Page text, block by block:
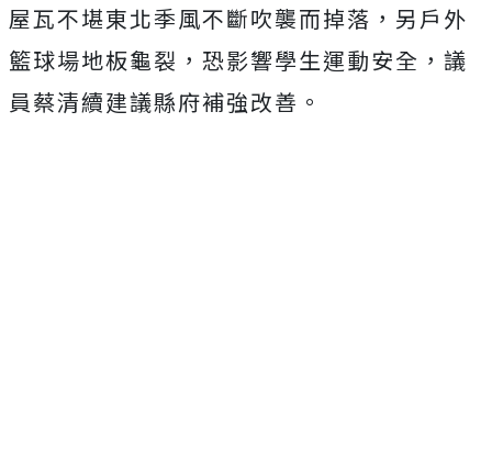
屋瓦不堪東北季風不斷吹襲而掉落，另戶外
籃球場地板龜裂，恐影響學生運動安全，議
員蔡清續建議縣府補強改善。